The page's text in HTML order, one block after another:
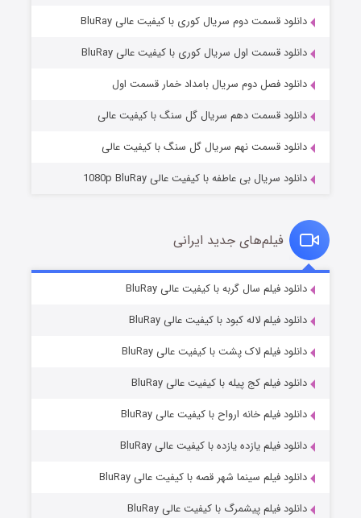
مردگان متحرک: شهر مرده ۳
قسمت۲ (زیرنویس) منتشر شد
قسمت۷ (زیرنویس) منتشر شد
دانلود قسمت دوم سریال کوری با کیفیت عالی BluRay
دانلود قسمت اول سریال کوری با کیفیت عالی BluRay
دانلود فصل دوم سریال بامداد خمار قسمت اول
دانلود قسمت دهم سریال گل سنگ با کیفیت عالی
دانلود قسمت نهم سریال گل سنگ با کیفیت عالی
دانلود سریال بی عاطفه با کیفیت عالی 1080p BluRay
فیلم‌های جدید ایرانی
دانلود فیلم سال گربه با کیفیت عالی BluRay
دانلود فیلم لاله کبود با کیفیت عالی BluRay
دانلود فیلم لاک پشت با کیفیت عالی BluRay
دانلود فیلم کج‌ پیله با کیفیت عالی BluRay
دانلود فیلم خانه ارواح با کیفیت عالی BluRay
دانلود فیلم یازده یازده با کیفیت عالی BluRay
دانلود فیلم سینما شهر قصه با کیفیت عالی BluRay
دانلود فیلم پیشمرگ با کیفیت عالی BluRay